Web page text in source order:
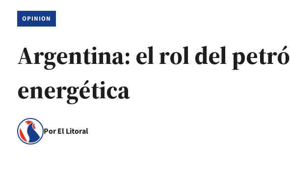
OPINION
Argentina: el rol del
energética
Por El Litoral